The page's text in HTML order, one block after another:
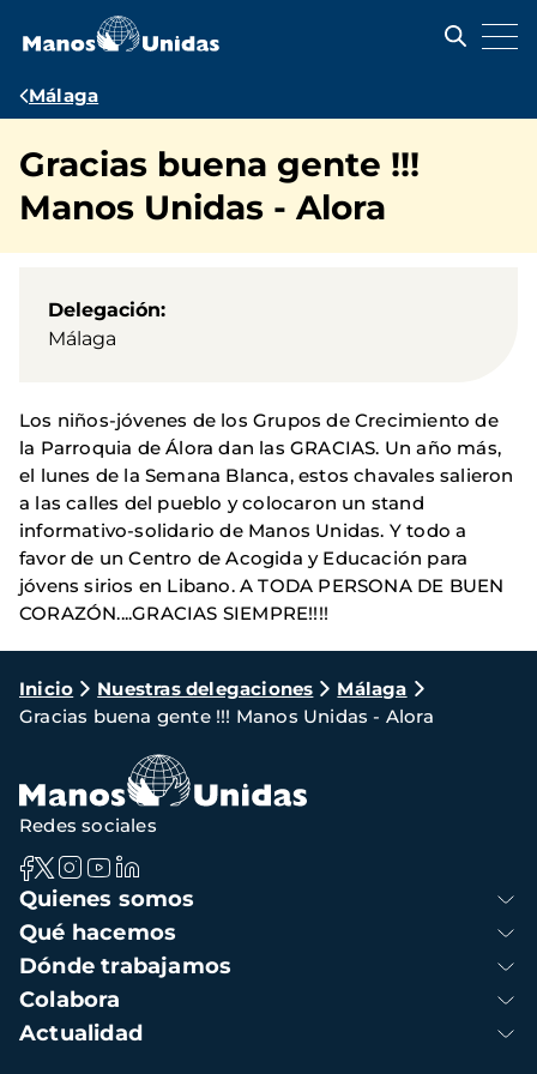
contenido
Ruta
navegación
Málaga
Gracias buena gente !!!
Manos Unidas - Alora
Delegación
Málaga
Los niños-jóvenes de los Grupos de Crecimiento de
la Parroquia de Álora dan las GRACIAS. Un año más,
el lunes de la Semana Blanca, estos chavales salieron
a las calles del pueblo y colocaron un stand
informativo-solidario de Manos Unidas. Y todo a
favor de un Centro de Acogida y Educación para
jóvens sirios en Libano. A TODA PERSONA DE BUEN
CORAZÓN....GRACIAS SIEMPRE!!!!
Ruta
de
navegación
Inicio Nuestras delegaciones
Málaga
Gracias buena gente !!! Manos Unidas - Alora
Navegación
principal
Quienes somos
Qué hacemos
Dónde trabajamos
Colabora
Actualidad
Redes sociales